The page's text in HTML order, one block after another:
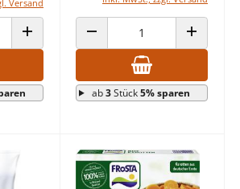
Versand
ANZAHL ERHÖHENANZAHL VERRINGERN ANZAHL
ab3Stück5% sparen